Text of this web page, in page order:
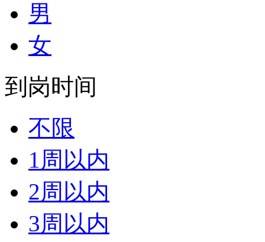
男
女
到岗时间
不限
1周以内
2周以内
3周以内